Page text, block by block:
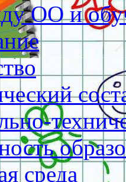
ОО и
среда